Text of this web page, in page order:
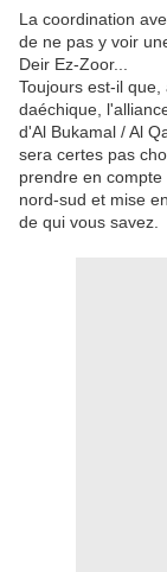
La coordination
de ne pas y voir
Deir Ez-Zoor...
Toujours est-il
daéchique,
d'Al Bukamal / Al
sera certes pas
prendre en
nord-sud et mise
de qui vous savez.